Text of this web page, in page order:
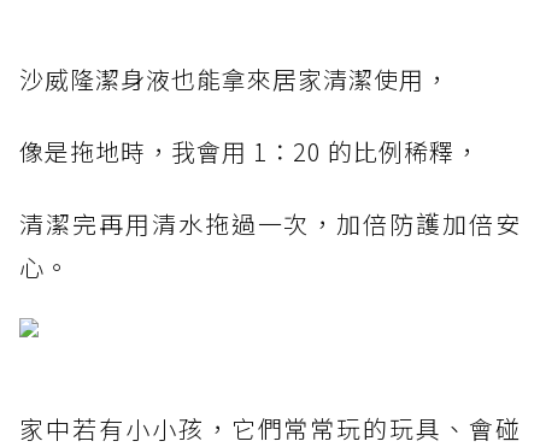
沙威隆潔身液也能拿來居家清潔使用，
像是拖地時，我會用 1：20 的比例稀釋，
清潔完再用清水拖過一次，加倍防護加倍安
心。
家中若有小小孩，它們常常玩的玩具、會碰